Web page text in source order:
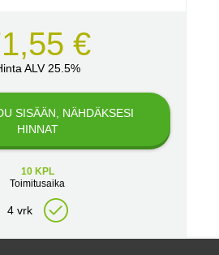
€
ALV 25.5%
SISÄÄN, NÄHDÄKSESI
HINNAT
10 KPL
Toimitusaika
4 vrk